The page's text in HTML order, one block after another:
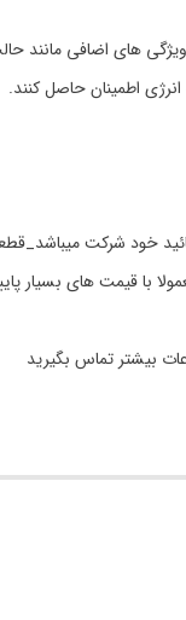
های اضافی
انرژی اطمینان حاصل کنند.
خود شرکت
با قیمت های
بیشتر تماس بگیرید